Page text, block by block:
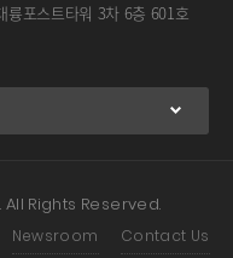
륭포스트타워 3차 6층 601호
Rights Reserved.
Newsroom Contact Us